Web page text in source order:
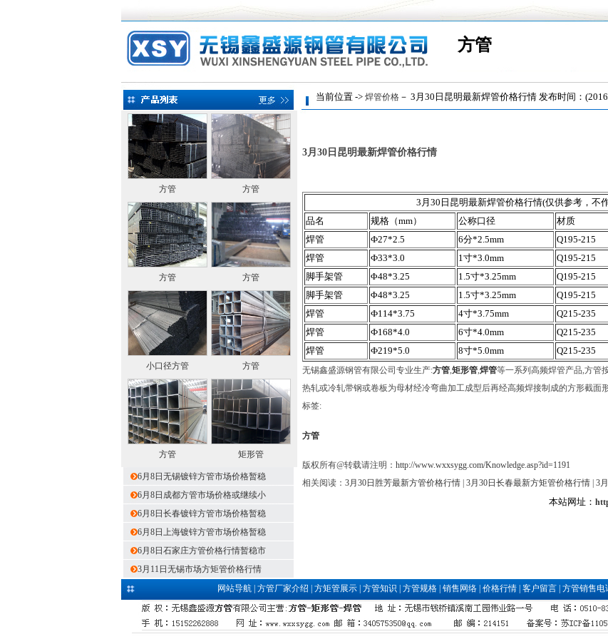
方管
方管 方管
方管 方管
小口径方管 方管
方管 矩形管
6月8日无锡镀锌方管市场价格暂稳
6月8日成都方管市场价格或继续小
6月8日长春镀锌方管市场价格暂稳
6月8日上海镀锌方管市场价格暂稳
6月8日石家庄方管价格行情暂稳市
3月11日无锡市场方矩管价格行情
当前位置 -> 焊管价格－ 3月30日昆明最新焊管价格行情 发布时间：
3月30日昆明最新焊管价格行情
3月30日昆明最新焊管价格行情(仅供参考，不
品名
规格（mm） 公称口径 材质
焊管
Ф27*2.5 6分*2.5mm Q195-215
焊管
Ф33*3.0 1寸*3.0mm Q195-215
脚手架管
Φ48*3.25 1.5寸*3.25mm Q195-215
脚手架管
Φ48*3.25 1.5寸*3.25mm Q195-215
焊管
Ф114*3.75 4寸*3.75mm Q215-235
焊管
Ф168*4.0 6寸*4.0mm Q215-235
焊管
Ф219*5.0 8寸*5.0mm Q215-235
无锡鑫盛源钢管有限公司专业生产:方管,矩形管,焊管等一系列高频焊管产品,方管
热轧或冷轧带钢或卷板为母材经冷弯曲加工成型后再经高频焊接制成的方形截面
标签:
方管
版权所有@转载请注明： http://www.wxxsygg.com/Knowledge.asp?id=1191
相关阅读： 3月30日胜芳最新方管价格行情| 3月30日长春最新方矩管价格行情| 3
本站网址：
网站导航 方管厂家介绍 方矩管展示 方管知识 方管规格 销售网络 价格行情 客户留言 方管销售电